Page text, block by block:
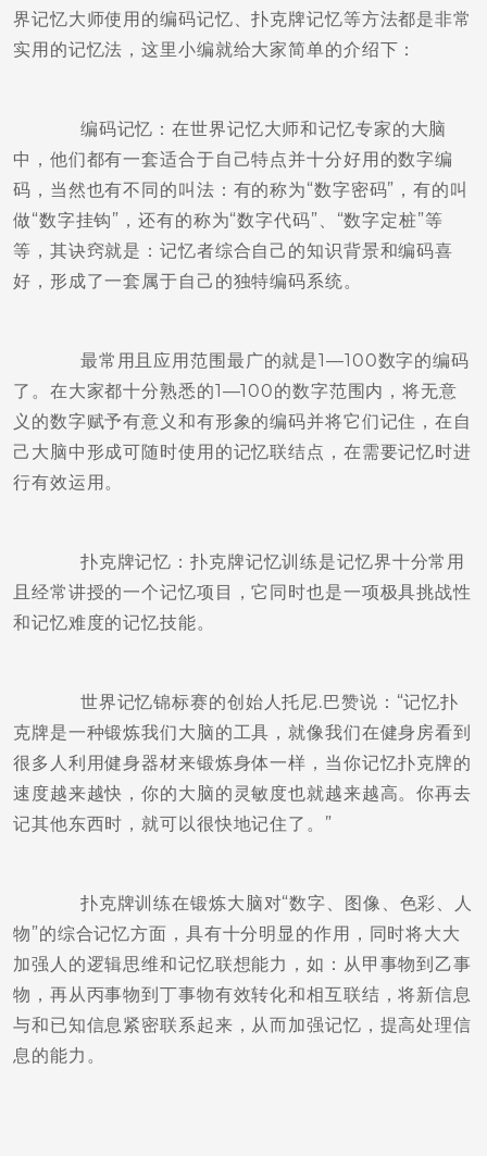
界记忆大师使用的编码记忆、扑克牌记忆等方法都是非常
实用的记忆法，这里小编就给大家简单的介绍下：
编码记忆：在世界记忆大师和记忆专家的大脑
中，他们都有一套适合于自己特点并十分好用的数字编
码，当然也有不同的叫法：有的称为“数字密码”，有的叫
做“数字挂钩”，还有的称为“数字代码”、“数字定桩”等
等，其诀窍就是：记忆者综合自己的知识背景和编码喜
好，形成了一套属于自己的独特编码系统。
最常用且应用范围最广的就是1—100数字的编码
了。在大家都十分熟悉的1—100的数字范围内，将无意
义的数字赋予有意义和有形象的编码并将它们记住，在自
己大脑中形成可随时使用的记忆联结点，在需要记忆时进
行有效运用。
扑克牌记忆：扑克牌记忆训练是记忆界十分常用
且经常讲授的一个记忆项目，它同时也是一项极具挑战性
和记忆难度的记忆技能。
世界记忆锦标赛的创始人托尼.巴赞说：“记忆扑
克牌是一种锻炼我们大脑的工具，就像我们在健身房看到
很多人利用健身器材来锻炼身体一样，当你记忆扑克牌的
速度越来越快，你的大脑的灵敏度也就越来越高。你再去
记其他东西时，就可以很快地记住了。”
扑克牌训练在锻炼大脑对“数字、图像、色彩、人
物”的综合记忆方面，具有十分明显的作用，同时将大大
加强人的逻辑思维和记忆联想能力，如：从甲事物到乙事
物，再从丙事物到丁事物有效转化和相互联结，将新信息
与和已知信息紧密联系起来，从而加强记忆，提高处理信
息的能力。